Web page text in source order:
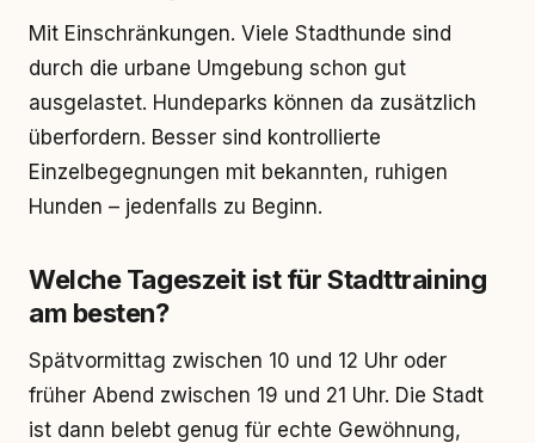
Mit Einschränkungen. Viele Stadthunde sind
durch die urbane Umgebung schon gut
ausgelastet. Hundeparks können da zusätzlich
überfordern. Besser sind kontrollierte
Einzelbegegnungen mit bekannten, ruhigen
Hunden – jedenfalls zu Beginn.
Welche Tageszeit ist für Stadttraining
am besten?
Spätvormittag zwischen 10 und 12 Uhr oder
früher Abend zwischen 19 und 21 Uhr. Die Stadt
ist dann belebt genug für echte Gewöhnung,